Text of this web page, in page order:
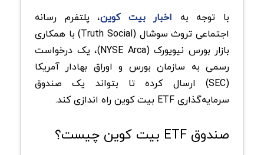
با توجه به اخبار بیت کوین، پلتفرم رسانه
اجتماعی تروث سوشال (Truth Social) با همکاری
بازار بورس نیویورک (NYSE Arca)، یک درخواست
رسمی به سازمان بورس و اوراق بهادار آمریکا
(SEC) ارسال کرده تا بتواند یک صندوق
سرمایه‌گذاری ETF بیت کوین راه‌ اندازی کند.
صندوق ETF بیت کوین چیست؟